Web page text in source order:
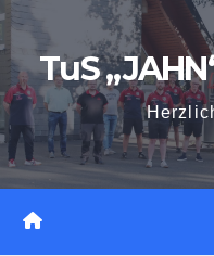
Zum
Inhalt
springenTuS